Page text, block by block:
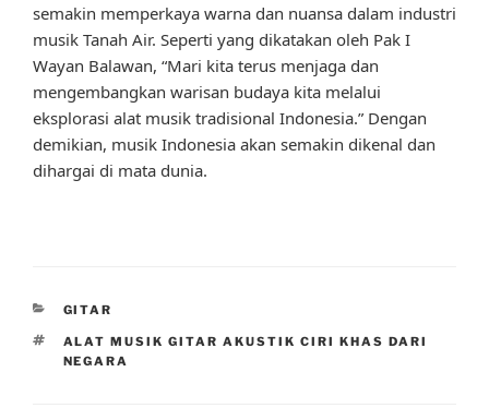
semakin memperkaya warna dan nuansa dalam industri
musik Tanah Air. Seperti yang dikatakan oleh Pak I
Wayan Balawan, “Mari kita terus menjaga dan
mengembangkan warisan budaya kita melalui
eksplorasi alat musik tradisional Indonesia.” Dengan
demikian, musik Indonesia akan semakin dikenal dan
dihargai di mata dunia.
CATEGORIES
GITAR
TAGS
ALAT MUSIK GITAR AKUSTIK CIRI KHAS DARI
NEGARA